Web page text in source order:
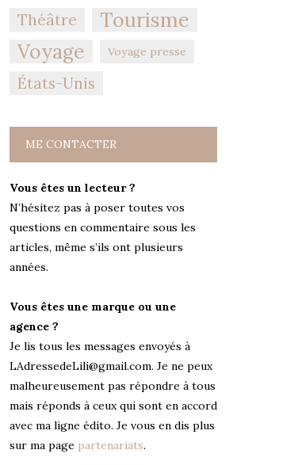
Théâtre
Tourisme
Voyage
Voyage presse
États-Unis
ME CONTACTER
Vous êtes un lecteur ?
N’hésitez pas à poser toutes vos
questions en commentaire sous les
articles, même s’ils ont plusieurs
années.
Vous êtes une marque ou une
agence ?
Je lis tous les messages envoyés à
LAdressedeLili@gmail.com. Je ne peux
malheureusement pas répondre à tous
mais réponds à ceux qui sont en accord
avec ma ligne édito. Je vous en dis plus
sur ma page partenariats.